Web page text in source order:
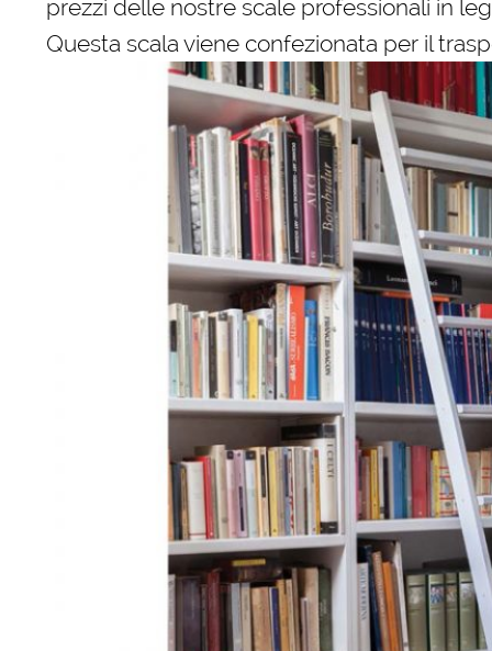
prezzi delle nostre scale professionali in
Questa scala viene confezionata per il